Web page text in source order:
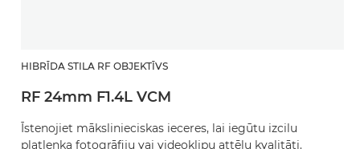
HIBRĪDA STILA RF OBJEKTĪVS
RF 24mm F1.4L VCM
Īstenojiet mākslinieciskas ieceres, lai iegūtu izcilu
platleņķa fotogrāfiju vai videoklipu attēlu kvalitāti.